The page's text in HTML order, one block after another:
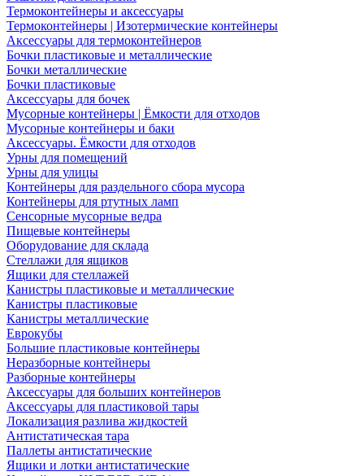
Термоконтейнеры и аксессуары
Термоконтейнеры | Изотермические контейнеры
Аксессуары для термоконтейнеров
Бочки пластиковые и металлические
Бочки металлические
Бочки пластиковые
Аксессуары для бочек
Мусорные контейнеры | Ёмкости для отходов
Мусорные контейнеры и баки
Аксессуары. Ёмкости для отходов
Урны для помещений
Урны для улицы
Контейнеры для раздельного сбора мусора
Контейнеры для ртутных ламп
Сенсорные мусорные ведра
Пищевые контейнеры
Оборудование для склада
Стеллажи для ящиков
Ящики для стеллажей
Канистры пластиковые и металлические
Канистры пластиковые
Канистры металлические
Еврокубы
Большие пластиковые контейнеры
Неразборные контейнеры
Разборные контейнеры
Аксессуары для больших контейнеров
Аксессуары для пластиковой тары
Локализация разлива жидкостей
Антистатическая тара
Паллеты антистатические
Ящики и лотки антистатические